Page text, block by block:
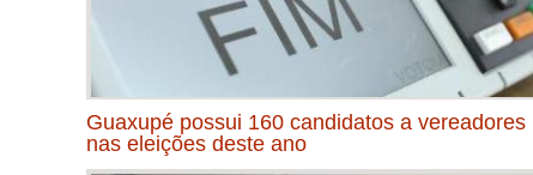
Guaxupé possui 160 candidatos a vereadores
nas eleições deste ano